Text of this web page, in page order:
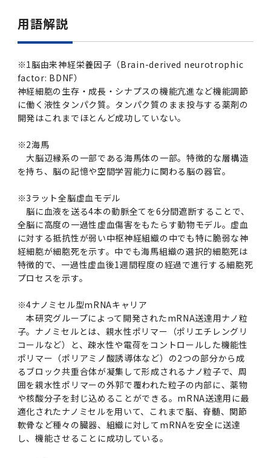
用語解説
※1脳由来神経栄養因子（Brain-derived neurotrophic
factor: BDNF）
神経細胞の生存・成長・シナプスの機能亢進など機能調節
に働く液性タンパク質。タンパク質のまま投与する薬剤の
開発はこれまでほとんど成功していない。
※2海馬
大脳辺縁系の一部である海馬体の一部。特徴的な層構造
を持ち、脳の記憶や空間学習能力に関わる脳の器官。
※3ラット全脳虚血モデル
脳に血液を送る4本の動脈全てを6分間遮断することで、
全脳に高度の一過性虚血傷害をもたらす動物モデル。虚血
に対する抵抗性が弱い中枢神経組織の中でも特に脆弱な神
経細胞が細胞死を示す。中でも海馬組織の選択的細胞死は
特徴的で、一過性虚血後1週間程度の経過で進行する細胞死
プロセスを示す。
※4ナノミセル型mRNAキャリア
本研究グループによって開発されたmRNA送達用ナノ粒
子。ナノミセルとは、親水性ポリマー（ポリエチレングリ
コールなど）と、疎水性や電荷をコントロールした機能性
ポリマー（ポリアミノ酸誘導体など）の2つの部分から成
るブロック共重合体が凝集して形成されるナノ粒子で、周
囲を親水性ポリマーの外郭で覆われた粒子の内部に、薬物
や核酸分子を封じ込めることができる。mRNA送達用に最
適化されたナノミセルを用いて、これまで脳、脊髄、関節
軟骨など種々の臓器、組織に対してmRNAを安全に送達
し、機能させることに成功している。